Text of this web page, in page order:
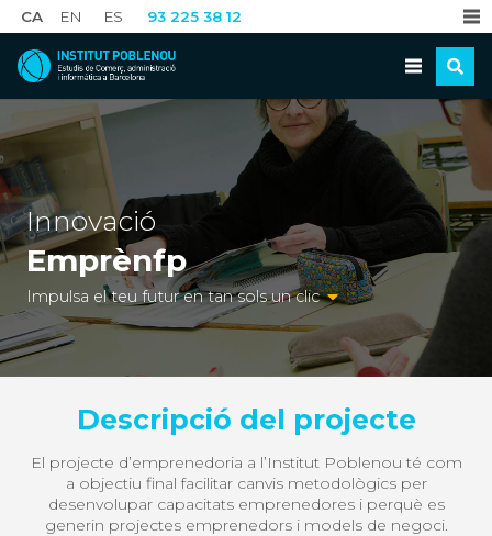
CA EN ES 93 225 38 12
Innovació
Emprènfp
Impulsa el teu futur en tan sols un clic
Descripció del projecte
El projecte d’emprenedoria a l’Institut Poblenou té com
a objectiu final facilitar canvis metodològics per
desenvolupar capacitats emprenedores i perquè es
generin projectes emprenedors i models de negoci.